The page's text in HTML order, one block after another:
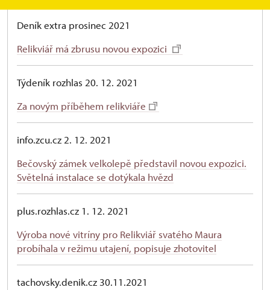
Deník extra prosinec 2021
Relikviář má zbrusu novou expozici
Týdeník rozhlas 20. 12. 2021
Za novým příběhem relikviáře
info.zcu.cz 2. 12. 2021
Bečovský zámek velkolepě představil novou expozici.
Světelná instalace se dotýkala hvězd
plus.rozhlas.cz 1. 12. 2021
Výroba nové vitríny pro Relikviář svatého Maura
probíhala v režimu utajení, popisuje zhotovitel
tachovsky.denik.cz 30.11.2021